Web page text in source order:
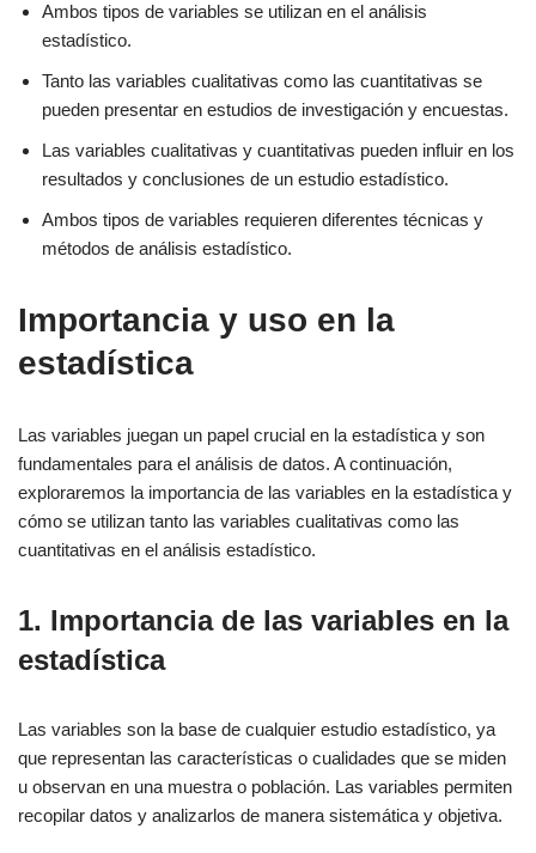
Ambos tipos de variables se utilizan en el análisis
estadístico.
Tanto las variables cualitativas como las cuantitativas se
pueden presentar en estudios de investigación y encuestas.
Las variables cualitativas y cuantitativas pueden influir en los
resultados y conclusiones de un estudio estadístico.
Ambos tipos de variables requieren diferentes técnicas y
métodos de análisis estadístico.
Importancia y uso en la
estadística
Las variables juegan un papel crucial en la estadística y son
fundamentales para el análisis de datos. A continuación,
exploraremos la importancia de las variables en la estadística y
cómo se utilizan tanto las variables cualitativas como las
cuantitativas en el análisis estadístico.
1. Importancia de las variables en la
estadística
Las variables son la base de cualquier estudio estadístico, ya
que representan las características o cualidades que se miden
u observan en una muestra o población. Las variables permiten
recopilar datos y analizarlos de manera sistemática y objetiva.